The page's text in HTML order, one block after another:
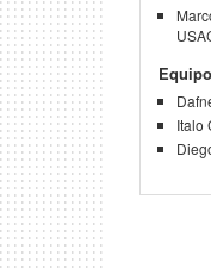
Italo